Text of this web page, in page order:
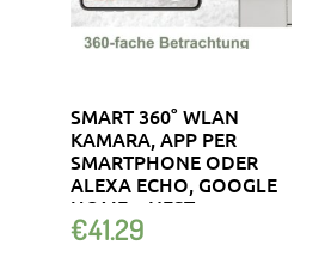
SMART 360° WLAN
KAMARA, APP PER
SMARTPHONE ODER
ALEXA ECHO, GOOGLE
HOME + NEST
€41.29